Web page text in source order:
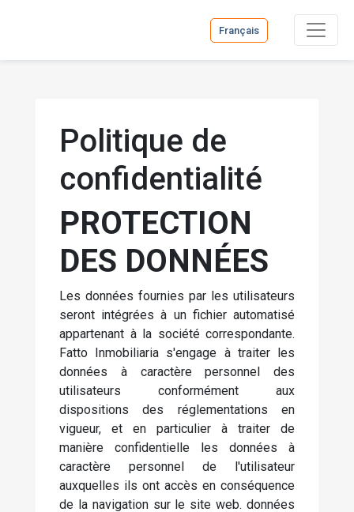
Français
Politique de
confidentialité
PROTECTION
DES DONNÉES
Les données fournies par les utilisateurs
seront intégrées à un fichier automatisé
appartenant à la société correspondante.
Fatto Inmobiliaria s'engage à traiter les
données à caractère personnel des
utilisateurs conformément aux
dispositions des réglementations en
vigueur, et en particulier à traiter de
manière confidentielle les données à
caractère personnel de l'utilisateur
auxquelles ils ont accès en conséquence
de la navigation sur le site web. données